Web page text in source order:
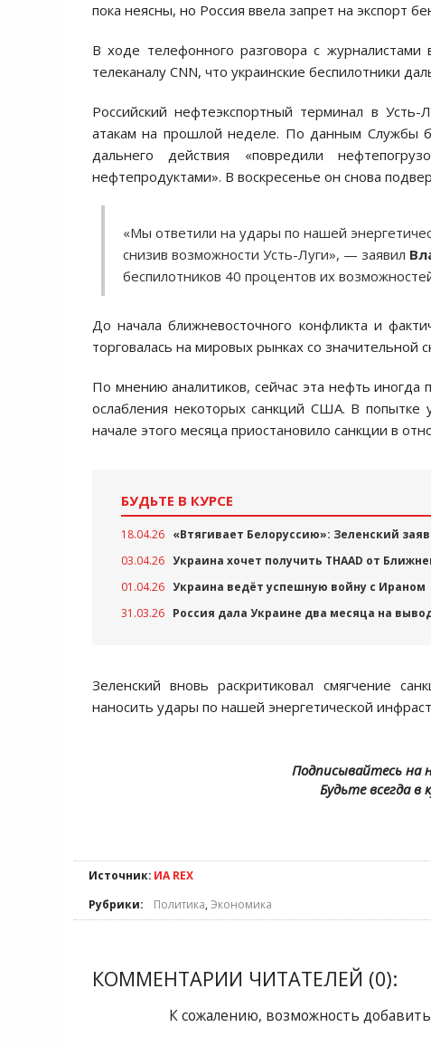
пока неясны, но Россия ввела запрет на экспорт
В ходе телефонного разговора с
телеканалу CNN, что украинские беспилотники
Российский нефтеэкспортный терминал в
атакам на прошлой неделе. По данным Службы
дальнего действия «повредили
нефтепродуктами». В воскресенье он снова
«Мы ответили на удары по нашей
снизив возможности Усть-Луги», — заявил
беспилотников 40 процентов их
До начала ближневосточного конфликта и
торговалась на мировых рынках со значительной
По мнению аналитиков, сейчас эта нефть иногда
ослабления некоторых санкций США. В
начале этого месяца приостановило санкции в
БУДЬТЕ В КУРСЕ
18.04.26 «Втягивает Белоруссию»: Зеленский
03.04.26 Украина хочет получить THAAD от
01.04.26 Украина ведёт успешную войну с Ираном
31.03.26 Россия дала Украине два месяца на
Зеленский вновь раскритиковал смягчение
наносить удары по нашей энергетической
Подписывайтесь на
Будьте всегда в
Источник: ИА REX
Рубрики:
Политика, Экономика
КОММЕНТАРИИ ЧИТАТЕЛЕЙ (0):
К сожалению, возможность